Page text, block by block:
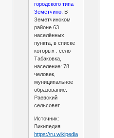
городского типа
Земетчино.
В
Земетчинском
районе 63
населённых
пункта, в списке
которых : село
Табаковка,
население: 78
человек,
муниципальное
образование:
Раевский
сельсовет.
Источник:
Википедия.
https://ru.wikipedia.org/wiki/